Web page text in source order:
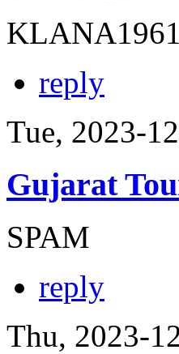
reply
Tue, 2023-
Gujarat
SPAM
reply
Thu, 2023-